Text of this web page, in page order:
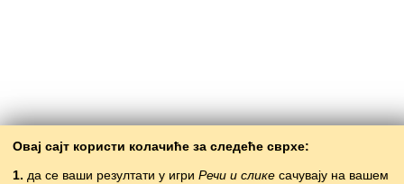
Овај сајт користи колачиће за следеће сврхе:
1. да се ваши резултати у игри Речи и слике сачувају на вашем